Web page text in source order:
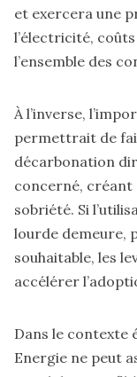
et exercera une
l’électricité,
l’ensemble des
À l’inverse,
permettrait de
décarbonation
concerné,
sobriété. Si
lourde demeure,
souhaitable, les
accélérer
Dans le contexte
Energie ne peut